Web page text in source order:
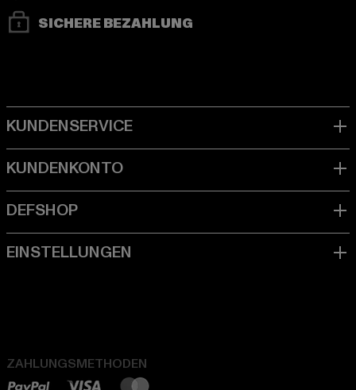
SICHERE BEZAHLUNG
ZAHLUNGSMETHODEN